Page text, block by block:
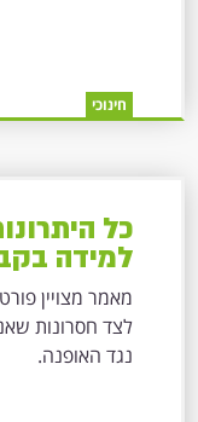
חינוכי
כל
למידה
מאמר מצויין
לצד חסרונות
נגד האופנה.